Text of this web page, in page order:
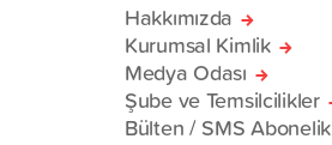
Hakkımızda
Kurumsal Kimlik
Medya Odası
Şube ve Temsilcilikler
Bülten / SMS Abonelik